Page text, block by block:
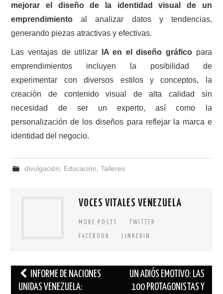
mejorar el diseño de la identidad visual de un
emprendimiento al analizar datos y tendencias,
generando piezas atractivas y efectivas.
Las ventajas de utilizar IA en el diseño gráfico para
emprendimientos incluyen la posibilidad de
experimentar con diversos estilos y conceptos, la
creación de contenido visual de alta calidad sin
necesidad de ser un experto, así como la
personalización de los diseños para reflejar la marca e
identidad del negocio.
divulgación Educación Talleres
VOCES VITALES VENEZUELA
MORE POSTS
TWITTER
FACEBOOK
LINKEDIN
Navegación
de
INFORME DE NACIONES
UNIDAS VENEZUELA:
UN ADIÓS EMOTIVO: LAS
100 PROTAGONISTAS Y